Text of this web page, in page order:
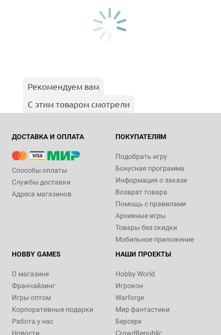
Рекомендуем вам
С этим товаром смотрели
ДОСТАВКА И ОПЛАТА
Способы оплаты
Службы доставки
Адреса магазинов
ПОКУПАТЕЛЯМ
Подобрать игру
Бонусная программа
Информация о заказе
Возврат товара
Помощь с правилами
Архивные игры
Товары без скидки
Мобильное приложение
HOBBY GAMES
О магазине
Франчайзинг
Игры оптом
Корпоративные подарки
Работа у нас
Новости
НАШИ ПРОЕКТЫ
Hobby World
Игрокон
Warforge
Мир фантастики
Берсерк
CrowdRepublic